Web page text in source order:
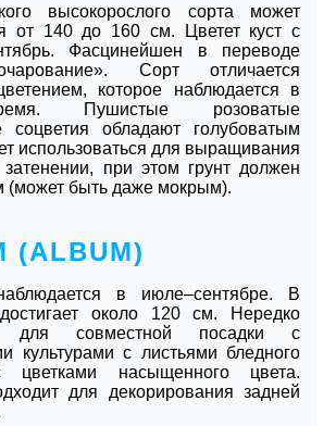
высокорослого сорта может
от 140 до 160 см. Цветет куст с
Фасцинейшен в переводе
Сорт отличается
которое наблюдается в
Пушистые розоватые
соцветия обладают голубоватым
использоваться для выращивания
при этом грунт должен
(может быть даже мокрым).
в июле–сентябре. В
около 120 см. Нередко
для совместной посадки с
культурами с листьями бледного
насыщенного цвета.
для декорирования задней